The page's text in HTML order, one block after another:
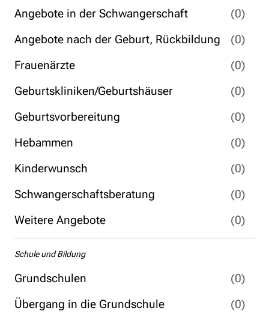
Angebote in der Schwangerschaft
(0)
Angebote nach der Geburt, Rückbildung
(0)
Frauenärzte
(0)
Geburtskliniken/Geburtshäuser
(0)
Geburtsvorbereitung
(0)
Hebammen
(0)
Kinderwunsch
(0)
Schwangerschaftsberatung
(0)
Weitere Angebote
(0)
Schule und Bildung
Grundschulen
(0)
Übergang in die Grundschule
(0)